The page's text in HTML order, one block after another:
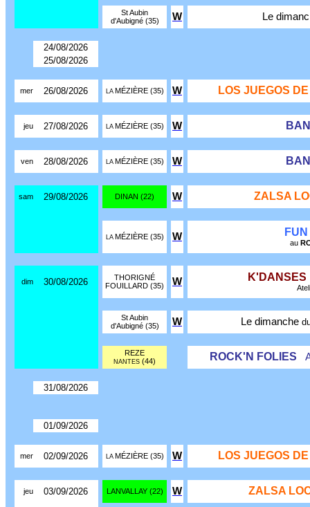
St Aubin
d'Aubigné (35)
W Le
24/08/2026
25/08/2026
mer 26/08/2026 LA MÉZIÈRE (35) W LOS JUEGOS
jeu 27/08/2026 LA MÉZIÈRE (35) W
ven 28/08/2026 LA MÉZIÈRE (35) W
sam 29/08/2026 DINAN (22) W ZALSA
LA MÉZIÈRE (35) W
au
dim 30/08/2026
THORIGNÉ
FOUILLARD (35)
W K'DANSES
St Aubin
d'Aubigné (35)
W Le dimanche
REZE
NANTES (44) ROCK'N FOLIES
31/08/2026
01/09/2026
mer 02/09/2026 LA MÉZIÈRE (35) W LOS JUEGOS
jeu 03/09/2026 LANVALLAY (22) W ZALSA